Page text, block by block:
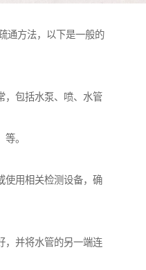
通方法，以下是一般的
包括水泵、喷、水管
。
用相关检测设备，确
并将水管的另一端连